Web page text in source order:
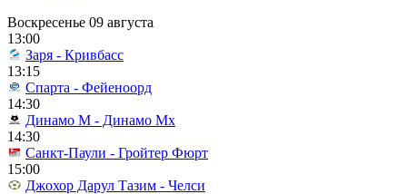
Воскресенье 09 августа
13:00
Заря - Кривбасс
13:15
Спарта - Фейеноорд
14:30
Динамо М - Динамо Мх
14:30
Санкт-Паули - Гройтер Фюрт
15:00
Джохор Дарул Тазим - Челси